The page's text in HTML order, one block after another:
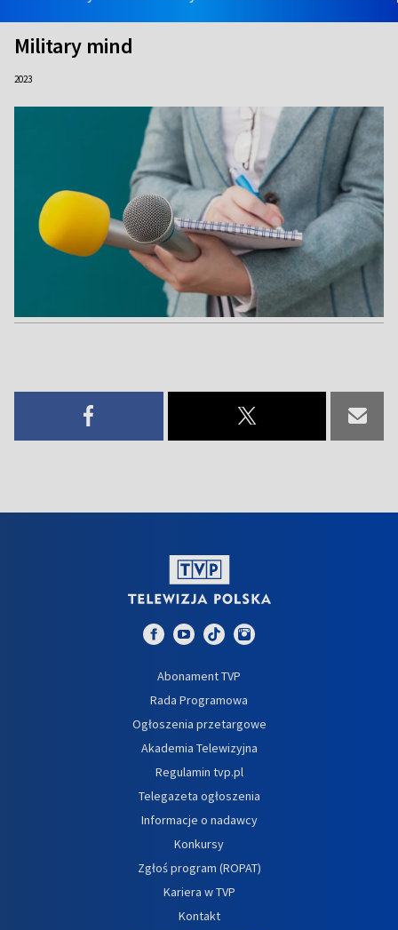
Military mind
2023
Abonament TVP
Rada Programowa
Ogłoszenia przetargowe
Akademia Telewizyjna
Regulamin tvp.pl
Telegazeta ogłoszenia
Informacje o nadawcy
Konkursy
Zgłoś program (ROPAT)
Kariera w TVP
Kontakt